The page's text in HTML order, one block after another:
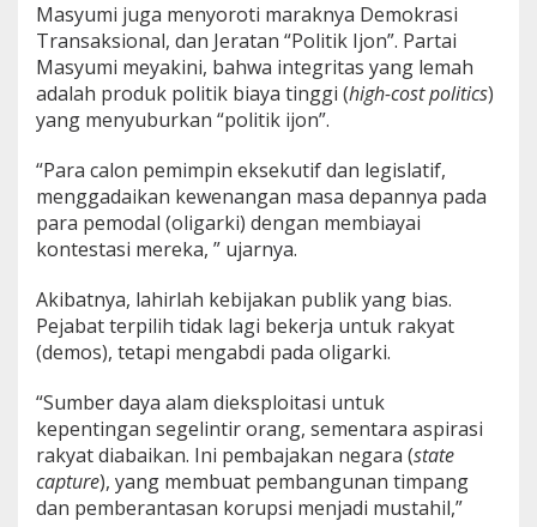
Masyumi juga menyoroti maraknya Demokrasi
Transaksional, dan Jeratan “Politik Ijon”. Partai
Masyumi meyakini, bahwa integritas yang lemah
adalah produk politik biaya tinggi (high-cost politics)
yang menyuburkan “politik ijon”.
“Para calon pemimpin eksekutif dan legislatif,
menggadaikan kewenangan masa depannya pada
para pemodal (oligarki) dengan membiayai
kontestasi mereka, ” ujarnya.
Akibatnya, lahirlah kebijakan publik yang bias.
Pejabat terpilih tidak lagi bekerja untuk rakyat
(demos), tetapi mengabdi pada oligarki.
“Sumber daya alam dieksploitasi untuk
kepentingan segelintir orang, sementara aspirasi
rakyat diabaikan. Ini pembajakan negara (state
capture), yang membuat pembangunan timpang
dan pemberantasan korupsi menjadi mustahil,”